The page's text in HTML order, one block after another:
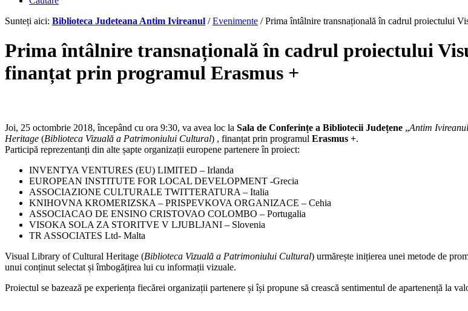
Sunteți aici: Biblioteca Judeteana Antim Ivireanul / Evenimente / Prima întâlnire transnațională în cadrul proiectului
Prima întâlnire transnațională în cadrul proiectului
finanțat prin programul Erasmus +
Joi, 25 octombrie 2018, începând cu ora 9:30, va avea loc la Sala de Conferințe a Bibliotecii Județene „Antim Ivireanul
Heritage (Biblioteca Vizuală a Patrimoniului Cultural) , finanțat prin programul Erasmus +.
Participă reprezentanți din alte șapte organizații europene partenere în proiect:
INVENTYA VENTURES (EU) LIMITED – Irlanda
EUROPEAN INSTITUTE FOR LOCAL DEVELOPMENT -Grecia
ASSOCIAZIONE CULTURALE TWITTERATURA – Italia
KNIHOVNA KROMERIZSKA – PRISPEVKOVA ORGANIZACE – Cehia
ASSOCIACAO DE ENSINO CRISTOVAO COLOMBO – Portugalia
VISOKA SOLA ZA STORITVE V LJUBLJANI – Slovenia
TR ASSOCIATES Ltd- Malta
Visual Library of Cultural Heritage (Biblioteca Vizuală a Patrimoniului Cultural) urmărește inițierea unei metode de
unui conținut selectat și îmbogățirea lui cu informații vizuale.
Proiectul se bazează pe experiența fiecărei organizații partenere și își propune să crească sentimentul de apartenență la